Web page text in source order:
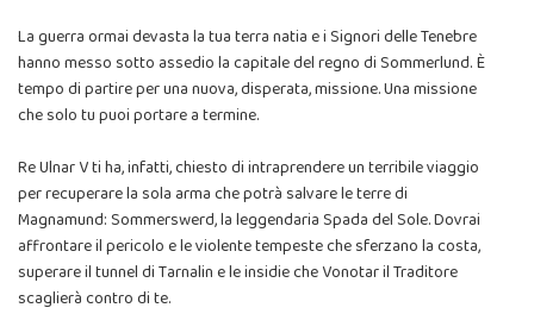
La guerra ormai devasta la tua terra natia e i Signori delle Tenebre
hanno messo sotto assedio la capitale del regno di Sommerlund. È
tempo di partire per una nuova, disperata, missione. Una missione
che solo tu puoi portare a termine.
Re Ulnar V ti ha, infatti, chiesto di intraprendere un terribile viaggio
per recuperare la sola arma che potrà salvare le terre di
Magnamund: Sommerswerd, la leggendaria Spada del Sole. Dovrai
affrontare il pericolo e le violente tempeste che sferzano la costa,
superare il tunnel di Tarnalin e le insidie che Vonotar il Traditore
scaglierà contro di te.